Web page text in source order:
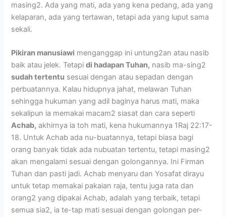
masing2. Ada yang mati, ada yang kena pedang, ada yang
kelaparan, ada yang tertawan, tetapi ada yang luput sama
sekali.
Pikiran manusiawi menganggap ini untung2an atau nasib
baik atau jelek. Tetapidi hadapan Tuhan, nasib ma-sing2
sudah tertentu sesuai dengan atau sepadan dengan
perbuatannya. Kalau hidupnya jahat, melawan Tuhan
sehingga hukuman yang adil baginya harus mati, maka
sekalipun ia memakai macam2 siasat dan cara seperti
Achab, akhirnya ia toh mati, kena hukumannya 1Raj 22:17-
18. Untuk Achab ada nu-buatannya, tetapi biasa bagi
orang banyak tidak ada nubuatan tertentu, tetapi masing2
akan mengalami sesuai dengan golongannya. Ini Firman
Tuhan dan pasti jadi. Achab menyaru dan Yosafat dirayu
untuk tetap memakai pakaian raja, tentu juga rata dan
orang2 yang dipakai Achab, adalah yang terbaik, tetapi
semua sia2, ia te-tap mati sesuai dengan golongan per-